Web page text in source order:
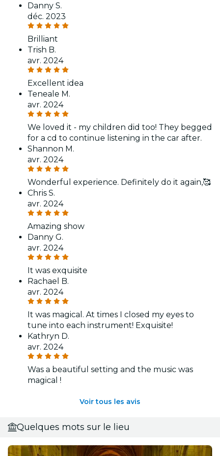
Danny S.
déc. 2023
Brilliant
Trish B.
avr. 2024
Excellent idea
Teneale M.
avr. 2024
We loved it - my children did too! They begged
for a cd to continue listening in the car after.
Shannon M.
avr. 2024
Wonderful experience. Definitely do it again,🥰
Chris S.
avr. 2024
Amazing show
Danny G.
avr. 2024
It was exquisite
Rachael B.
avr. 2024
It was magical. At times I closed my eyes to
tune into each instrument! Exquisite!
Kathryn D.
avr. 2024
Was a beautiful setting and the music was
magical !
Voir tous les avis
Quelques mots sur le lieu